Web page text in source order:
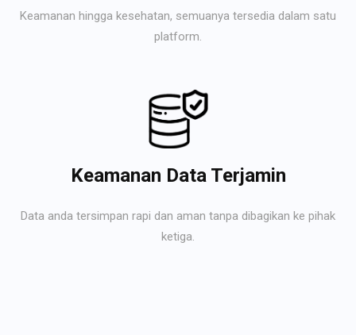
Keamanan hingga kesehatan, semuanya tersedia dalam satu
platform.
Keamanan Data Terjamin
Data anda tersimpan rapi dan aman tanpa dibagikan ke pihak
ketiga.